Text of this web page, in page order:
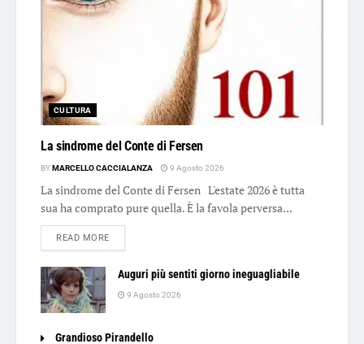
CULTURA
La sindrome del Conte di Fersen
BYMARCELLO CACCIALANZA 9 Agosto 2026
La sindrome del Conte di Fersen L'estate 2026 è tutta
sua ha comprato pure quella. È la favola perversa...
READ MOREDETAILS
Auguri più sentiti giorno ineguagliabile
9 Agosto 2026
Grandioso Pirandello